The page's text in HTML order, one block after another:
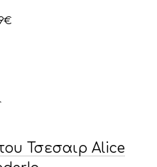
€
Τσεσαιρ Alice